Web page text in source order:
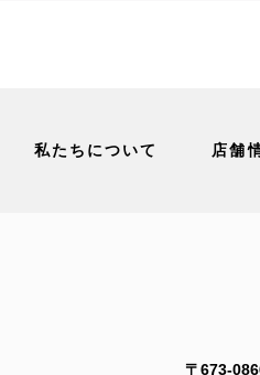
私たちについて 店舗
〒673-